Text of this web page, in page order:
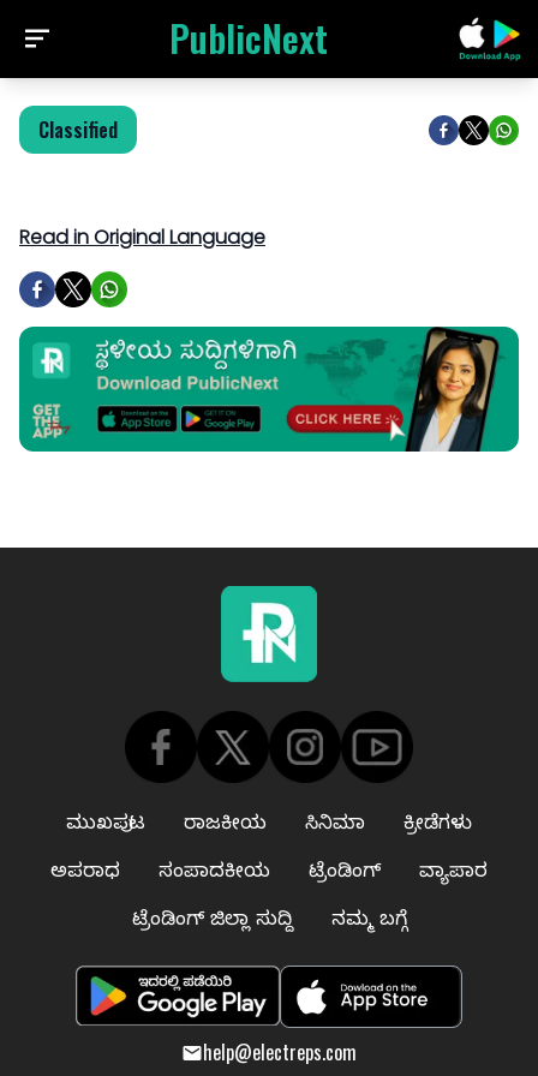
PublicNext
Classified
Read in Original Language
ಮುಖಪುಟ ರಾಜಕೀಯ ಸಿನಿಮಾ
ಕ್ರೀಡೆಗಳು
ಅಪರಾಧ
ಸಂಪಾದಕೀಯ ಟ್ರೆಂಡಿಂಗ್
ವ್ಯಾಪಾರ
ಟ್ರೆಂಡಿಂಗ್ ಜಿಲ್ಲಾ ಸುದ್ದಿ
ನಮ್ಮ ಬಗ್ಗೆ
help@electreps.com